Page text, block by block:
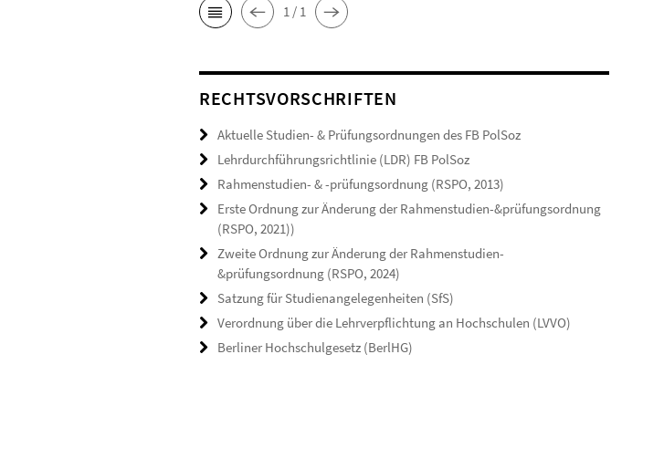
1 / 1
RECHTSVORSCHRIFTEN
Aktuelle Studien- & Prüfungsordnungen des FB PolSoz
Lehrdurchführungsrichtlinie (LDR) FB PolSoz
Rahmenstudien- & -prüfungsordnung (RSPO, 2013)
Erste Ordnung zur Änderung der Rahmenstudien-&prüfungsordnung
(RSPO, 2021))
Zweite Ordnung zur Änderung der Rahmenstudien-
&prüfungsordnung (RSPO, 2024)
Satzung für Studienangelegenheiten (SfS)
Verordnung über die Lehrverpflichtung an Hochschulen (LVVO)
Berliner Hochschulgesetz (BerlHG)